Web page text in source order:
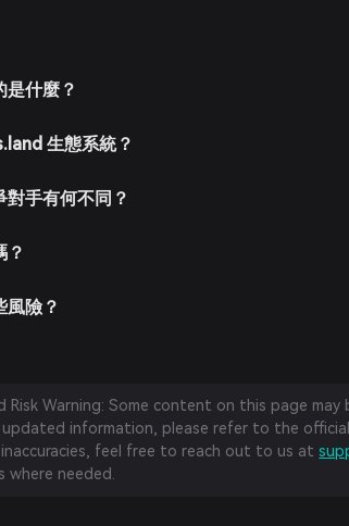
berAIs.land/USDT），輸入購買數量並確認訂單
是什麼？
生態系統？
對手有何不同？
？
風險？
Risk Warning: Some content on this page
updated information, please refer to the
inaccuracies, feel free to reach out to us at
where needed.